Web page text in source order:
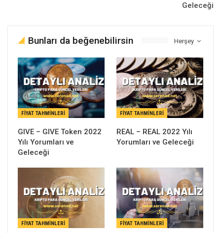
Geleceği
Herşey
Bunları da beğenebilirsin
FIYAT TAHMINLERI
GIVE – GIVE Token 2022
Yılı Yorumları ve
Geleceği
FIYAT TAHMINLERI
REAL – REAL 2022 Yılı
Yorumları ve Geleceği
FIYAT TAHMINLERI FIYAT TAHMINLERI